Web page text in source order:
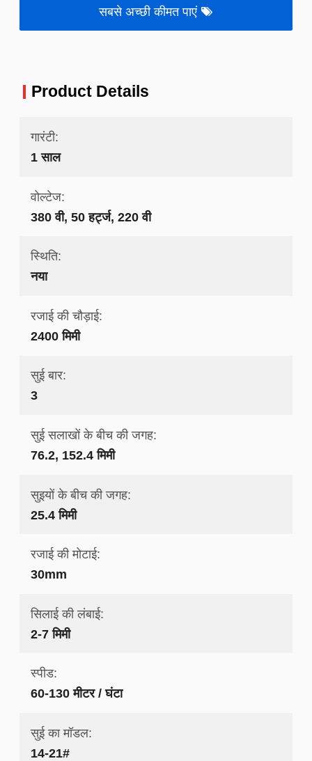
सबसे अच्छी कीमत पाएं
Product Details
गारंटी:
1 साल
वोल्टेज:
380 वी, 50 हर्ट्ज, 220 वी
स्थिति:
नया
रजाई की चौड़ाई:
2400 मिमी
सुई बार:
3
सुई सलाखों के बीच की जगह:
76.2, 152.4 मिमी
सुइयों के बीच की जगह:
25.4 मिमी
रजाई की मोटाई:
30mm
सिलाई की लंबाई:
2-7 मिमी
स्पीड:
60-130 मीटर / घंटा
सुई का मॉडल:
14-21#